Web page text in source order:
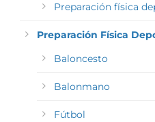
Preparación física
Preparación Física
Baloncesto
Balonmano
Fútbol